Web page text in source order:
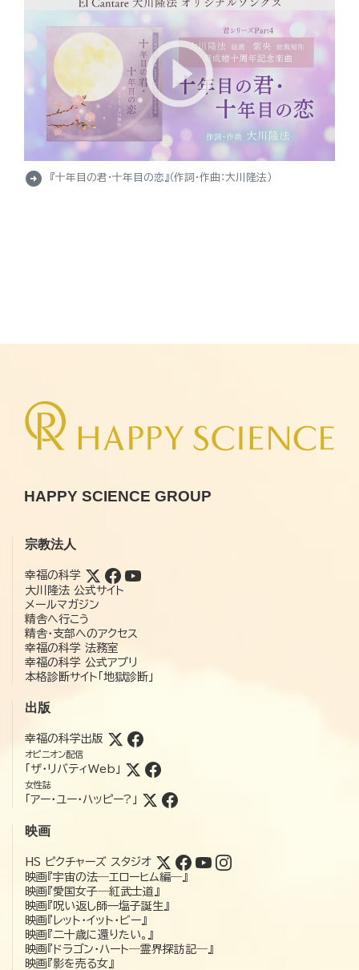
arrow_circle_right 『十年目の君・十年目の恋』（作詞・作曲：大川隆法）
HAPPY SCIENCE GROUP
宗教法人
幸福の科学
大川隆法 公式サイト
メールマガジン
精舎へ行こう
精舎・支部へのアクセス
幸福の科学 法務室
幸福の科学 公式アプリ
本格診断サイト「地獄診断」
出版
幸福の科学出版
オピニオン配信
「ザ・リバティWeb」
女性誌
「アー・ユー・ハッピー?」
映画
HS ピクチャーズ スタジオ
映画『宇宙の法―エローヒム編―』
映画『愛国女子―紅武士道』
映画『呪い返し師—塩子誕生』
映画『レット・イット・ビー』
映画『二十歳に還りたい。』
映画『ドラゴン・ハート―霊界探訪記―』
映画『影を売る女』